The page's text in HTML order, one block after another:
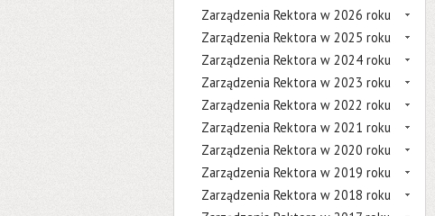
Zarządzenia Rektora w 2026 roku
Zarządzenia Rektora w 2025 roku
Zarządzenia Rektora w 2024 roku
Zarządzenia Rektora w 2023 roku
Zarządzenia Rektora w 2022 roku
Zarządzenia Rektora w 2021 roku
Zarządzenia Rektora w 2020 roku
Zarządzenia Rektora w 2019 roku
Zarządzenia Rektora w 2018 roku